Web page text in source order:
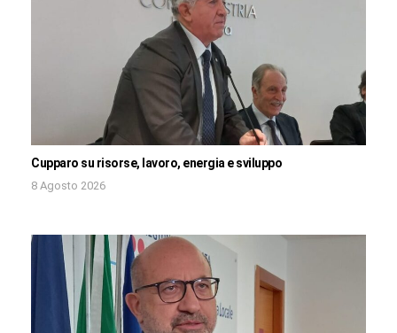
Cupparo su risorse, lavoro, energia e sviluppo
8 Agosto 2026